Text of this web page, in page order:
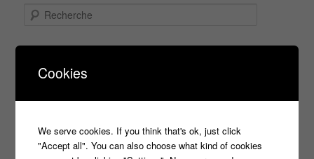
h
L M
24
25 26 27 28 29
31
Cookies
We serve cookies. If you think that's ok, just click
"Accept all". You can also choose what kind of cookies